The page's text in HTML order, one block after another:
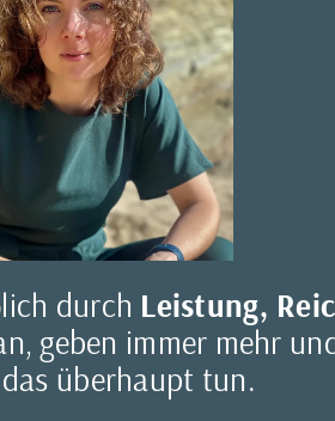
durch Leistung,
geben immer mehr
überhaupt tun.